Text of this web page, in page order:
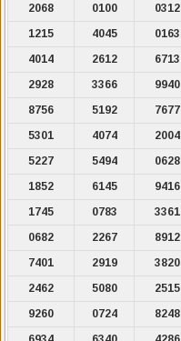
2068
0100 0312
1215
4045 0163
4014
2612 6713
2928
3366 9940
8756
5192 7677
5301
4074 2004
5227
5494 0628
1852
6145 9416
1745
0783 3361
0682
2267 8912
7401
2919 3820
2462
5080 2515
9260
0724 8248